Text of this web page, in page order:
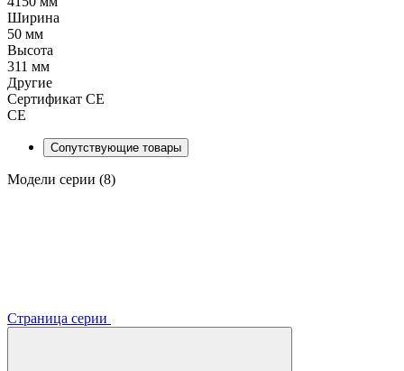
Ширина
50 мм
Высота
311 мм
Другие
Сертификат CE
CE
Сопутствующие товары
Модели серии (8)
Страница серии